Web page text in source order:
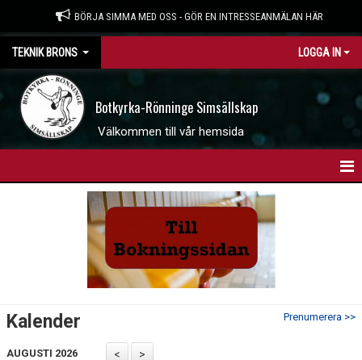
BÖRJA SIMMA MED OSS - GÖR EN INTRESSEANMÄLAN HÄR
TEKNIK BRONS LOGGA IN
Botkyrka-Rönninge Simsällskap
Välkommen till vår hemsida
Prenumerera >>
Kalender
AUGUSTI 2026